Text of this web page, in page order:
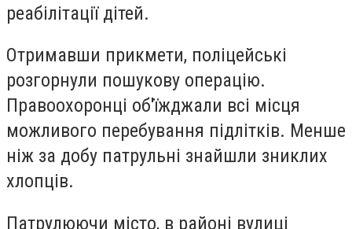
реабілітації дітей.
Отримавши прикмети, поліцейські
розгорнули пошукову операцію.
Правоохоронці об'їжджали всі місця
можливого перебування підлітків. Менше
ніж за добу патрульні знайшли зниклих
хлопців.
Патрулюючи місто, в районі вулиці